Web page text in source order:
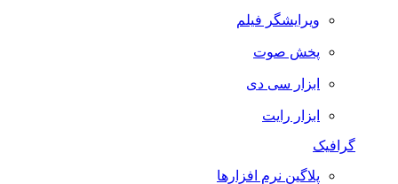
ویرایشگر فیلم
پخش صوت
ابزار سی دی
ابزار رایت
گرافیک
پلاگین نرم افزارها